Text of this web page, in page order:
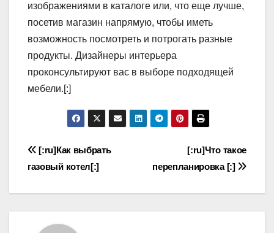
изображениями в каталоге или, что еще лучше,
посетив магазин напрямую, чтобы иметь
возможность посмотреть и потрогать разные
продукты. Дизайнеры интерьера
проконсультируют вас в выборе подходящей
мебели.[:]
Навигация
[:ru]Что такое
перепланировка [:]
[:ru]Как выбрать
газовый котел[:]